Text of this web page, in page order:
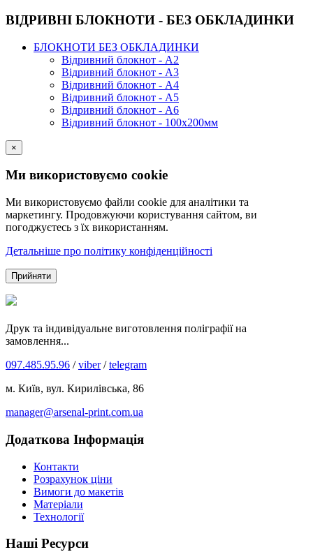
ВІДРИВНІ БЛОКНОТИ - БЕЗ ОБКЛАДИНКИ
БЛОКНОТИ БЕЗ ОБКЛАДИНКИ
Відривний блокнот - А2
Відривний блокнот - А3
Відривний блокнот - А4
Відривний блокнот - А5
Відривний блокнот - А6
Відривний блокнот - 100х200мм
×
Ми використовуємо cookie
Ми використовуємо файли cookie для аналітики та
маркетингу. Продовжуючи користування сайтом, ви
погоджуєтесь з їх використанням.
Детальніше про політику конфіденційності
Прийняти
Друк та індивідуальне виготовлення поліграфії на
замовлення...
097.485.95.96 /viber/telegram
м. Київ, вул. Кирилівська, 86
manager@arsenal-print.com.ua
Додаткова Інформація
Контакти
Розрахунок ціни
Вимоги до макетів
Матеріали
Технології
Наші Ресурси